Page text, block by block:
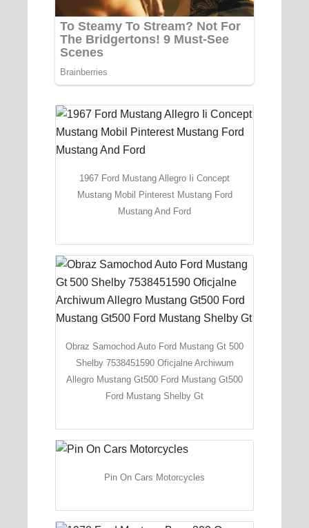
1967 Ford Mustang Allegro Ii Concept
Mustang Mobil Pinterest Mustang Ford
Mustang And Ford
Obraz Samochod Auto Ford Mustang Gt 500
Shelby 7538451590 Oficjalne Archiwum
Allegro Mustang Gt500 Ford Mustang Gt500
Ford Mustang Shelby Gt
Pin On Cars Motorcycles